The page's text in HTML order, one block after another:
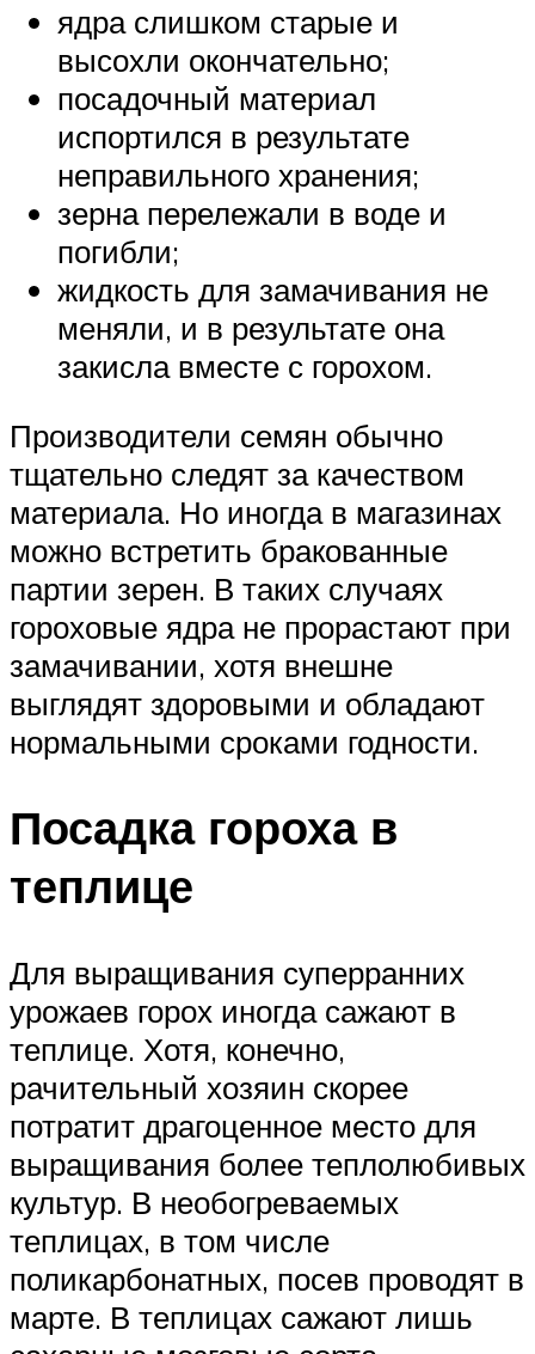
ядра слишком старые и
высохли окончательно;
посадочный материал
испортился в результате
неправильного хранения;
зерна перележали в воде и
погибли;
жидкость для замачивания не
меняли, и в результате она
закисла вместе с горохом.
Производители семян обычно
тщательно следят за качеством
материала. Но иногда в магазинах
можно встретить бракованные
партии зерен. В таких случаях
гороховые ядра не прорастают при
замачивании, хотя внешне
выглядят здоровыми и обладают
нормальными сроками годности.
Посадка гороха в
теплице
Для выращивания суперранних
урожаев горох иногда сажают в
теплице. Хотя, конечно,
рачительный хозяин скорее
потратит драгоценное место для
выращивания более теплолюбивых
культур. В необогреваемых
теплицах, в том числе
поликарбонатных, посев проводят в
марте. В теплицах сажают лишь